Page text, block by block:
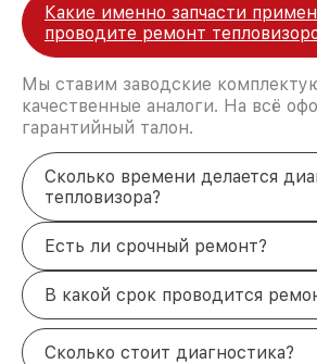
Какие именно запчасти
проводите ремонт
Мы ставим заводские
качественные аналоги. На всё
гарантийный талон.
Сколько времени делается
тепловизора?
Есть ли срочный ремонт?
В какой срок проводится
Сколько стоит диагностика?